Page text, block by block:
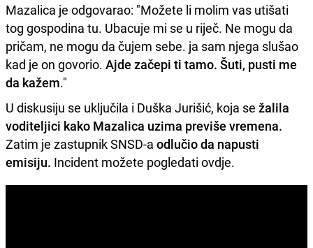
Mazalica je odgovarao: "Možete li molim vas utišati
tog gospodina tu. Ubacuje mi se u riječ. Ne mogu da
pričam, ne mogu da čujem sebe. ja sam njega slušao
kad je on govorio. Ajde začepi ti tamo. Šuti, pusti me
da kažem."
U diskusiju se uključila i Duška Jurišić, koja se žalila
voditeljici kako Mazalica uzima previše vremena.
Zatim je zastupnik SNSD-a odlučio da napusti
emisiju. Incident možete pogledati ovdje.